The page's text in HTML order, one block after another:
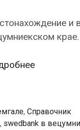
и
крае.
Swedbank
, Справочник
, swedbank в